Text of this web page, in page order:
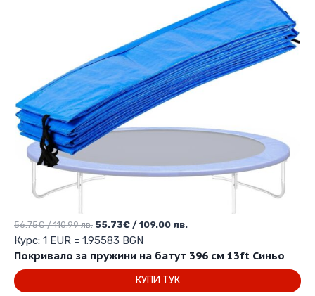
Покривало за пружини на батут 396 см 13ft Синьо
56.75€/ 110.99 лв. Original
price
was:
55.73€ / 109.00 лв.
е:
Курс: 1 EUR = 1.95583 BGN
КУПИ ТУК